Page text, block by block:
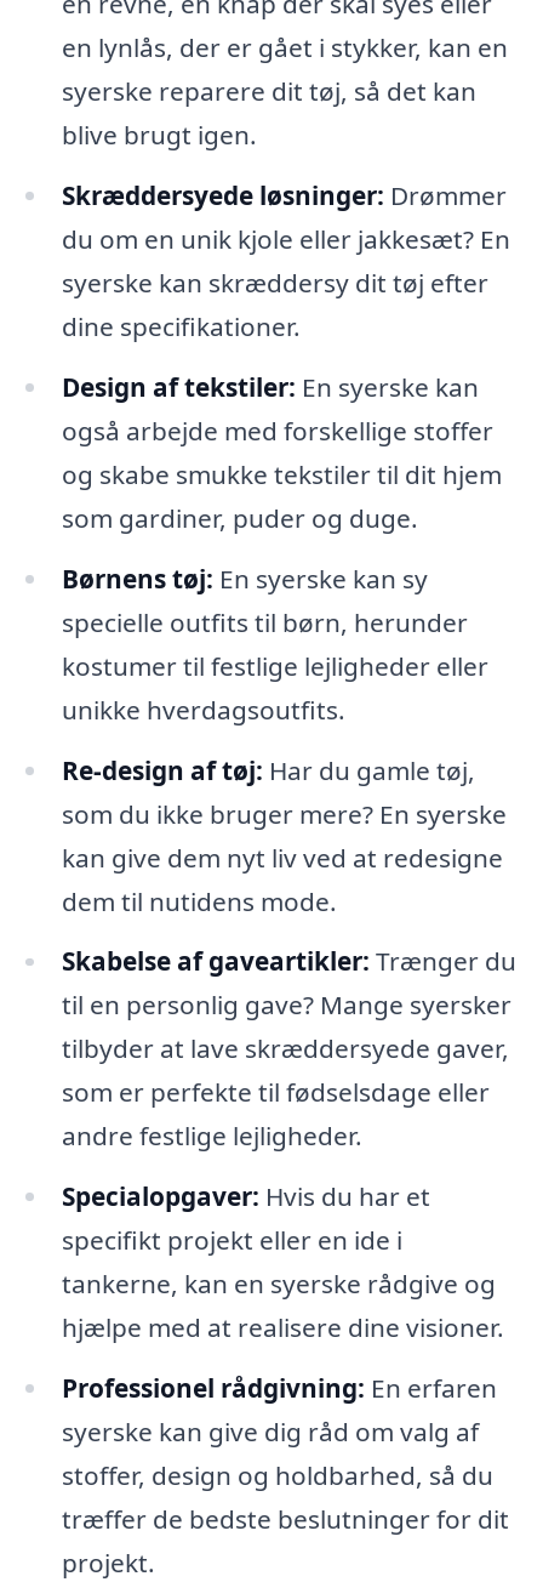
en lynlås, der er gået i stykker, kan en
syerske reparere dit tøj, så det kan
blive brugt igen.
Skræddersyede løsninger: Drømmer
du om en unik kjole eller jakkesæt? En
syerske kan skræddersy dit tøj efter
dine specifikationer.
Design af tekstiler: En syerske kan
også arbejde med forskellige stoffer
og skabe smukke tekstiler til dit hjem
som gardiner, puder og duge.
Børnens tøj: En syerske kan sy
specielle outfits til børn, herunder
kostumer til festlige lejligheder eller
unikke hverdagsoutfits.
Re-design af tøj: Har du gamle tøj,
som du ikke bruger mere? En syerske
kan give dem nyt liv ved at redesigne
dem til nutidens mode.
Skabelse af gaveartikler: Trænger du
til en personlig gave? Mange syersker
tilbyder at lave skræddersyede gaver,
som er perfekte til fødselsdage eller
andre festlige lejligheder.
Specialopgaver: Hvis du har et
specifikt projekt eller en ide i
tankerne, kan en syerske rådgive og
hjælpe med at realisere dine visioner.
Professionel rådgivning: En erfaren
syerske kan give dig råd om valg af
stoffer, design og holdbarhed, så du
træffer de bedste beslutninger for dit
projekt.